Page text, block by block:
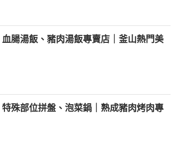
腸湯飯、豬肉湯飯專賣店｜釜山熱門美
殊部位拼盤、泡菜鍋｜熟成豬肉烤肉專